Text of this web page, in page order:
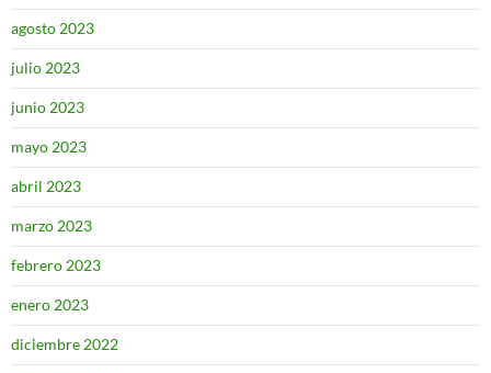
agosto 2023
julio 2023
junio 2023
mayo 2023
abril 2023
marzo 2023
febrero 2023
enero 2023
diciembre 2022